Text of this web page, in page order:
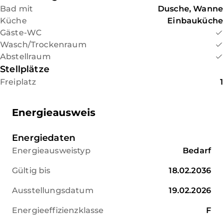
wurden auch waagerechte
Wasserleitungen erneuert und
zeitgemäßer Komfort
Wohnungseingangstür mit
2020). Ergänzend wurden in
Steckdosen installiert.
einem Mehrfamilienhaus aus
Bad mit
Dusche, Wanne
Küche
Einbauküche
Gäste-WC
Wasch/Trockenraum
Abstellraum
Stellplätze
Freiplatz 1
Energieausweis
Energiedaten
Energieausweistyp Bedarf
Gültig bis 18.02.2036
Ausstellungsdatum 19.02.2026
Energieeffizienzklasse F